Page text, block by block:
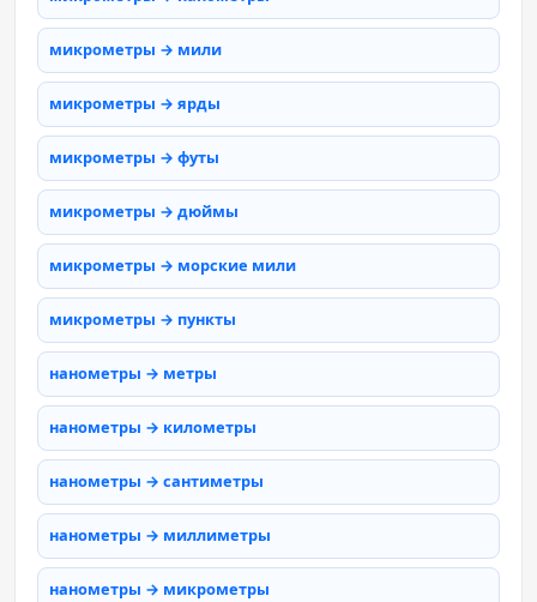
микрометры → мили
микрометры → ярды
микрометры → футы
микрометры → дюймы
микрометры → морские мили
микрометры → пункты
нанометры → метры
нанометры → километры
нанометры → сантиметры
нанометры → миллиметры
нанометры → микрометры